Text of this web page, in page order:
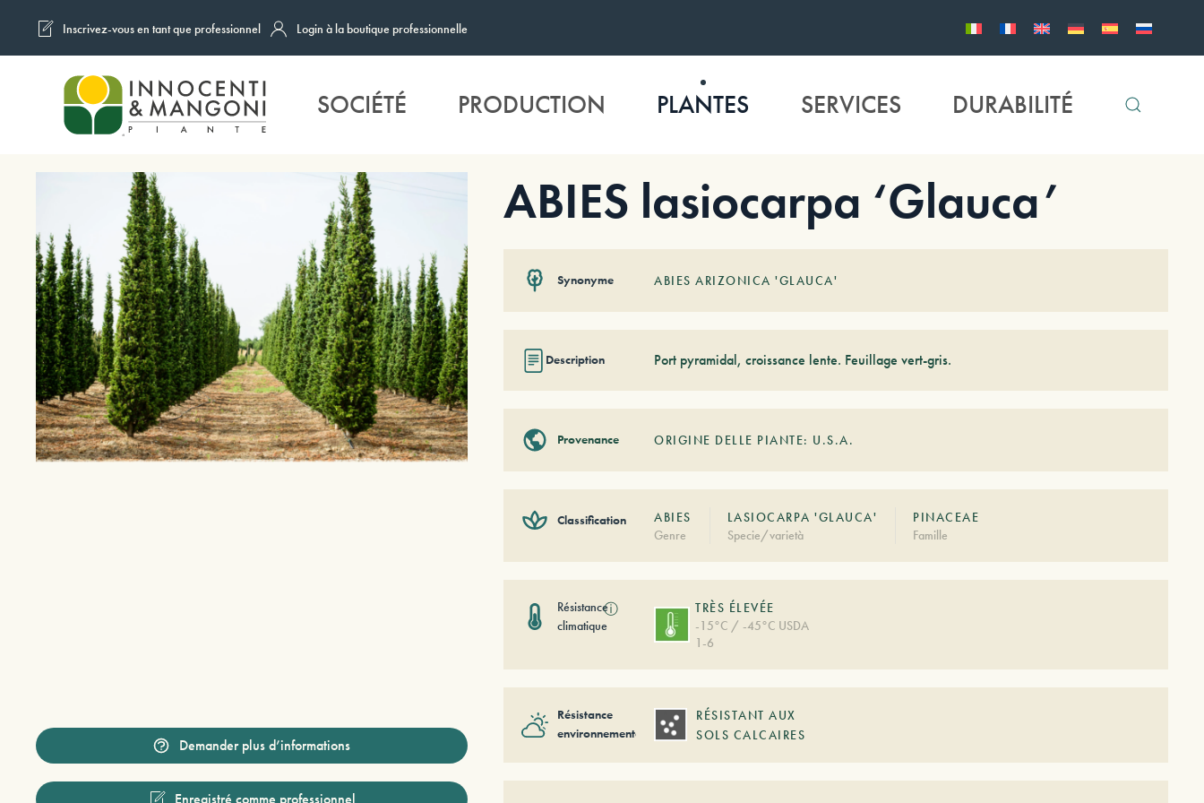
Skip to main content
Inscrivez-vous en tant que professionnel Login à la boutique professionnelle
SOCIÉTÉ PRODUCTION PLANTES SERVICES DURABILITÉ
Demander plus d’informations
Enregistré comme professionnel
ABIES lasiocarpa ‘Glauca’
Synonyme ABIES ARIZONICA 'GLAUCA'
Description Port pyramidal, croissance lente. Feuillage vert-gris.
Provenance ORIGINE DELLE PIANTE: U.S.A.
Classification
ABIES
Genre
LASIOCARPA 'GLAUCA'
Specie/varietà
PINACEAE
Famille
Résistance
climatique
ⓘ
TRÈS ÉLEVÉE
-15°C / -45°C USDA
1-6
Résistance
environnementale
RÉSISTANT AUX
SOLS CALCAIRES